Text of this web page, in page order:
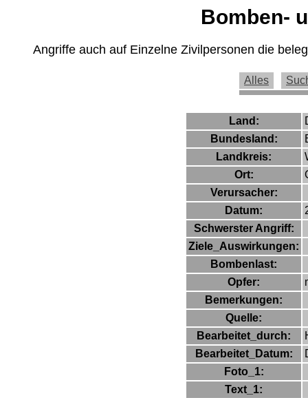
Bomben-
Angriffe auch auf Einzelne Zivilpersonen die
Alles
Land:
Bundesland:
Landkreis:
Ort:
Verursacher:
Datum:
Schwerster Angriff:
Ziele_Auswirkungen:
Bombenlast:
Opfer:
Bemerkungen:
Quelle:
Bearbeitet_durch:
Bearbeitet_Datum:
Foto_1:
Text_1: